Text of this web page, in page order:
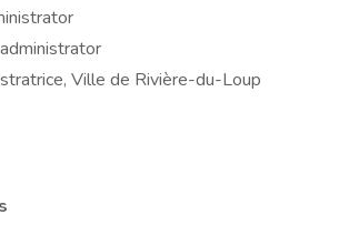
Ville de Rivière-du-Loup